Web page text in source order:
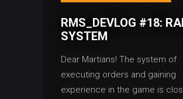
RMS_DEVLOG #18:
SYSTEM
Dear Martians! The system of
executing orders and gaining
experience in the game is